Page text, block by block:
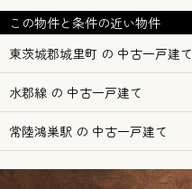
この物件と条件の近い物件
東茨城郡城里町 の 中古一戸建て
水郡線 の 中古一戸建て
常陸鴻巣駅 の 中古一戸建て